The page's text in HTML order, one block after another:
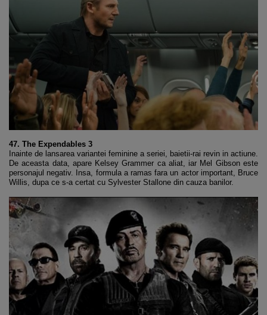
47. The Expendables 3
Inainte de lansarea variantei feminine a seriei, baietii-rai revin in actiune.
De aceasta data, apare Kelsey Grammer ca aliat, iar Mel Gibson este
personajul negativ. Insa, formula a ramas fara un actor important, Bruce
Willis, dupa ce s-a certat cu Sylvester Stallone din cauza banilor.